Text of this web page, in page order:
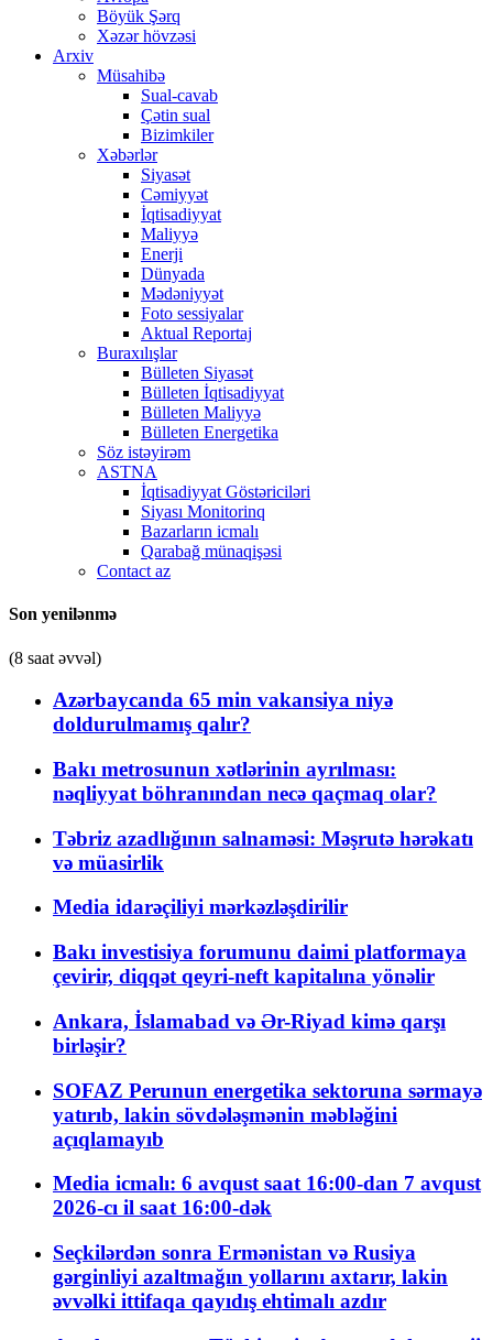
Böyük Şərq
Xəzər hövzəsi
Arxiv
Müsahibə
Sual-cavab
Çətin sual
Bizimkiler
Xəbərlər
Siyasət
Cəmiyyət
İqtisadiyyat
Maliyyə
Enerji
Dünyada
Mədəniyyət
Foto sessiyalar
Aktual Reportaj
Buraxılışlar
Bülleten Siyasət
Bülleten İqtisadiyyat
Bülleten Maliyyə
Bülleten Energetika
Söz istəyirəm
ASTNA
İqtisadiyyat Göstəriciləri
Siyası Monitorinq
Bazarların icmalı
Qarabağ münaqişəsi
Contact az
Son yenilənmə
(8 saat əvvəl)
Azərbaycanda 65 min vakansiya niyə
doldurulmamış qalır?
Bakı metrosunun xətlərinin ayrılması:
nəqliyyat böhranından necə qaçmaq olar?
Təbriz azadlığının salnaməsi: Məşrutə hərəkatı
və müasirlik
Media idarəçiliyi mərkəzləşdirilir
Bakı investisiya forumunu daimi platformaya
çevirir, diqqət qeyri-neft kapitalına yönəlir
Ankara, İslamabad və Ər-Riyad kimə qarşı
birləşir?
SOFAZ Perunun energetika sektoruna sərmayə
yatırıb, lakin sövdələşmənin məbləğini
açıqlamayıb
Media icmalı: 6 avqust saat 16:00-dan 7 avqust
2026-cı il saat 16:00-dək
Seçkilərdən sonra Ermənistan və Rusiya
gərginliyi azaltmağın yollarını axtarır, lakin
əvvəlki ittifaqa qayıdış ehtimalı azdır